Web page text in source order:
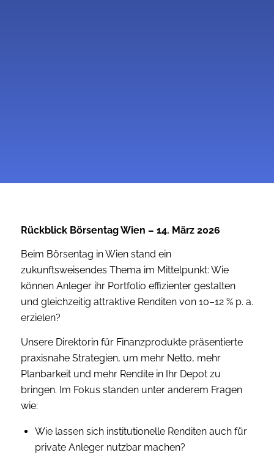
Rückblick Börsentag Wien – 14. März 2026
Beim Börsentag in Wien stand ein
zukunftsweisendes Thema im Mittelpunkt: Wie
können Anleger ihr Portfolio effizienter gestalten
und gleichzeitig attraktive Renditen von 10–12 % p. a.
erzielen?
Unsere Direktorin für Finanzprodukte präsentierte
praxisnahe Strategien, um mehr Netto, mehr
Planbarkeit und mehr Rendite in Ihr Depot zu
bringen. Im Fokus standen unter anderem Fragen
wie:
Wie lassen sich institutionelle Renditen auch für
private Anleger nutzbar machen?